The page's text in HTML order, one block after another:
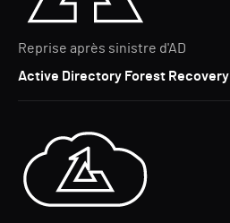
Reprise après sinistre d'AD
Active Directory Forest Recovery